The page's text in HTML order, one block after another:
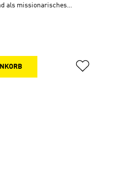
als missionarisches
Blumenmix (Früh- und